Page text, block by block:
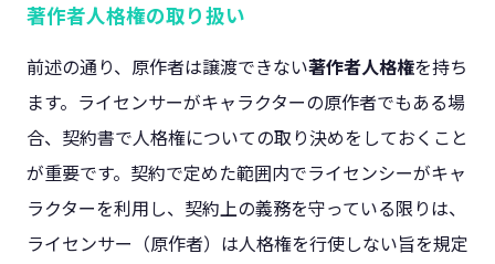
著作者人格権の取り扱い
前述の通り、原作者は譲渡できない著作者人格権を持ち
ます。ライセンサーがキャラクターの原作者でもある場
合、契約書で人格権についての取り決めをしておくこと
が重要です。契約で定めた範囲内でライセンシーがキャ
ラクターを利用し、契約上の義務を守っている限りは、
ライセンサー（原作者）は人格権を行使しない旨を規定